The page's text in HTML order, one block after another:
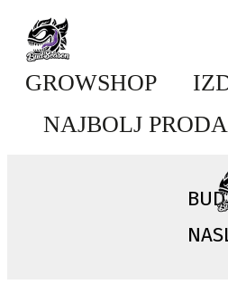
GROWSHOP
NAJBOLJ